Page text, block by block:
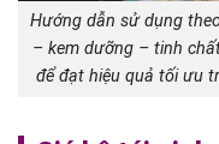
Hướng dẫn sử dụng
– kem dưỡng – tinh
để đạt hiệu quả tối ưu